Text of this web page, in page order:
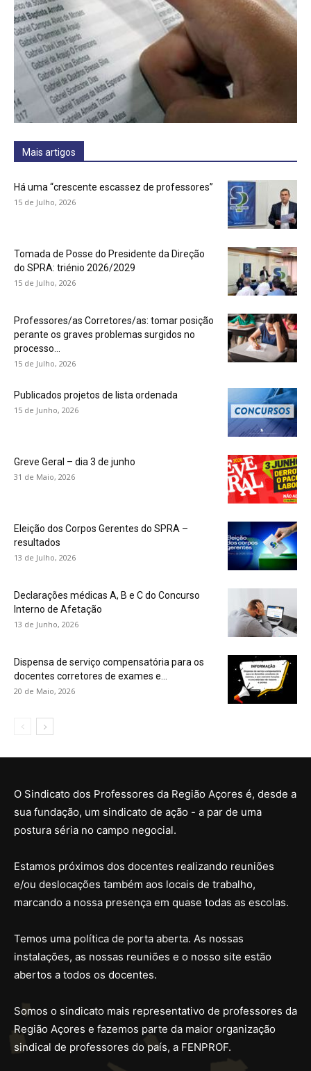
Mais artigos
Há uma “crescente escassez de professores”
15 de Julho, 2026
Tomada de Posse do Presidente da Direção
do SPRA: triénio 2026/2029
15 de Julho, 2026
Professores/as Corretores/as: tomar posição
perante os graves problemas surgidos no
processo...
15 de Julho, 2026
Publicados projetos de lista ordenada
15 de Junho, 2026
Greve Geral – dia 3 de junho
31 de Maio, 2026
Eleição dos Corpos Gerentes do SPRA –
resultados
13 de Julho, 2026
Declarações médicas A, B e C do Concurso
Interno de Afetação
13 de Junho, 2026
Dispensa de serviço compensatória para os
docentes corretores de exames e...
20 de Maio, 2026
O Sindicato dos Professores da Região Açores é, desde a
sua fundação, um sindicato de ação - a par de uma
postura séria no campo negocial.
Estamos próximos dos docentes realizando reuniões
e/ou deslocações também aos locais de trabalho,
marcando a nossa presença em quase todas as escolas.
Temos uma política de porta aberta. As nossas
instalações, as nossas reuniões e o nosso site estão
abertos a todos os docentes.
Somos o sindicato mais representativo de professores da
Região Açores e fazemos parte da maior organização
sindical de professores do país, a FENPROF.